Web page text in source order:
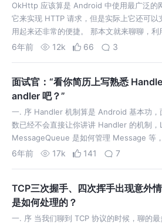
OkHttp 应该算是 Android 中使用最广泛的
它来实现 HTTP 请求，但是实际上它还可
用起来还非常的便捷。 那本文就来聊聊，
WebSocket 的一些细节，包括对
6年前 12k 66 3
面试官：“看你简历上写熟悉
andler 吧？”
一. 序 Handler 机制算是 Android 基本功，
数已经不会直接让你讲讲 Handler 的机制，
MessageQueue 是如何管理 Message 等
看你对 Handler 机制的掌握是否…
6年前 17k 141 7
TCP三次握手、四次挥手出现意外
是如何处理的？
一. 序 当我们聊到 TCP 协议的时候，聊的